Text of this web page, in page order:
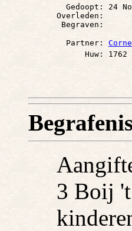
Gedoopt: 24
      Overleden:
        Partner:
Huw: 1762
3 Boij